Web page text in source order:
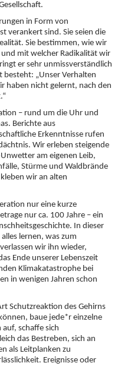
in Form von
verankert sind. Sie seien die
Sie bestimmen, wie wir
mit welcher Radikalität wir
er sehr unmissverständlich
„Unser Verhalten
haben nicht gelernt, nach den
– rund um die Uhr und
Berichte aus
Erkenntnisse rufen
Wir erleben steigende
am eigenen Leib,
Stürme und Waldbrände
wir an alten
nur eine kurze
nur ca. 100 Jahre – ein
In dieser
lernen, was zum
wir ihn wieder,
Ende unserer Lebenszeit
Klimakatastrophe bei
in wenigen Jahren schon
Schutzreaktion des Gehirns
baue jede*r einzelne
schaffe sich
das Bestreben, sich an
als Leitplanken zu
Ereignisse oder